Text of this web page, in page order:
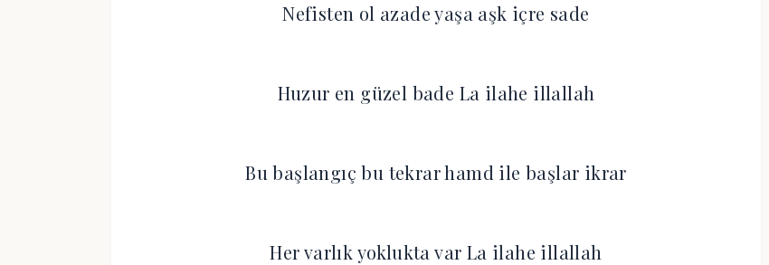
Nefisten ol azade yaşa aşk içre sade
Huzur en güzel bade La ilahe illallah
Bu başlangıç bu tekrar hamd ile başlar ikrar
Her varlık yoklukta var La ilahe illallah